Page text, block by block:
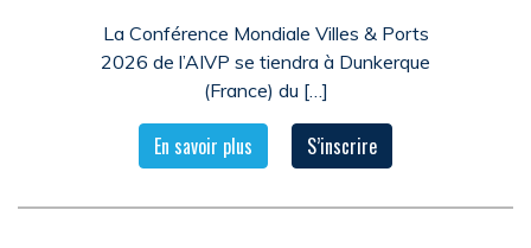
La Conférence Mondiale Villes & Ports
2026 de l’AIVP se tiendra à Dunkerque
(France) du […]
En savoir plus S’inscrire